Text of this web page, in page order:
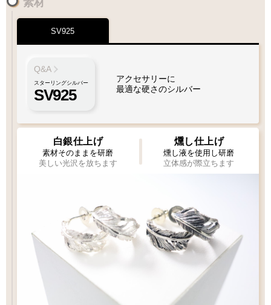
SV925
Q&A
スターリングシルバー
SV925
アクセサリーに
最適な硬さのシルバー
白銀仕上げ
素材そのままを研磨
美しい光沢を放ちます
燻し仕上げ
燻し液を使用し研磨
立体感が際立ちます